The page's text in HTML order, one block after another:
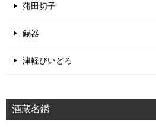
蒲田切子
錫器
津軽びいどろ
酒蔵名鑑